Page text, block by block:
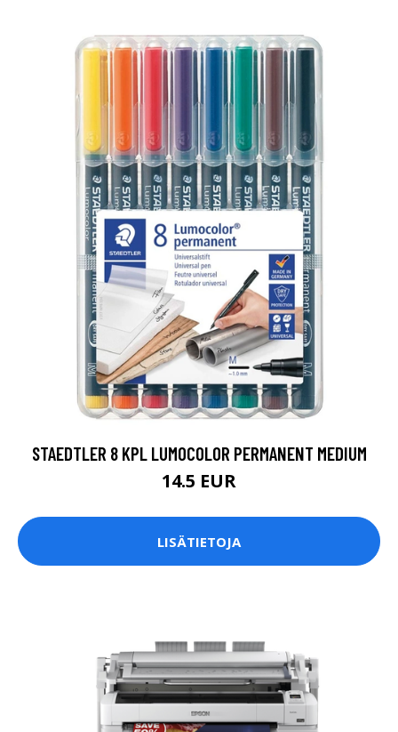
STAEDTLER 8 KPL LUMOCOLOR PERMANENT MEDIUM
14.5 EUR
LISÄTIETOJA